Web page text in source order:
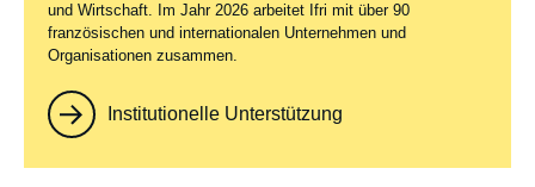
und Wirtschaft. Im Jahr 2026 arbeitet Ifri mit über 90
französischen und internationalen Unternehmen und
Organisationen zusammen.
Institutionelle Unterstützung